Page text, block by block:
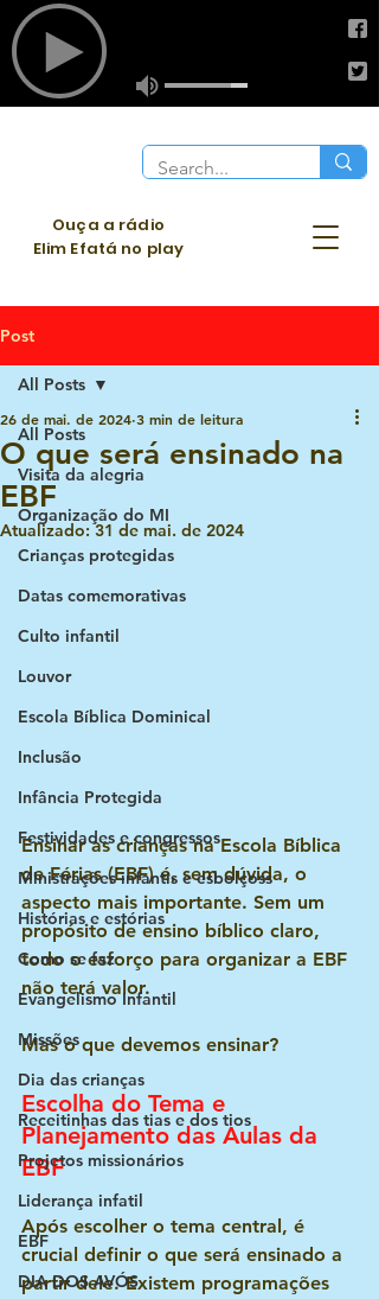
Ouça a rádio
Elim Efatá no play
Post
All Posts
Visita da alegria
Organização do MI
Crianças protegidas
Datas comemorativas
Culto infantil
Louvor
Escola Bíblica Dominical
Inclusão
Infância Protegida
Festividades e congressos
Ministrações infantis e esbolçoss
Histórias e estórias
Como se faz
Evangelismo Infantil
Missões
Dia das crianças
Receitinhas das tias e dos tios
Projetos missionários
Liderança infatil
EBF
DIA DOS AVÓS
All Posts
O que será ensinado na
EBF
26 de mai. de 2024 3 min de leitura
Atualizado:31 de mai. de 2024
Ensinar as crianças na Escola Bíblica
de Férias (EBF) é, sem dúvida, o
aspecto mais importante. Sem um
propósito de ensino bíblico claro,
todo o esforço para organizar a EBF
não terá valor.
Mas o que devemos ensinar?
Escolha do Tema e
Planejamento das Aulas da
EBF
Após escolher o tema central, é
crucial definir o que será ensinado a
partir dele. Existem programações